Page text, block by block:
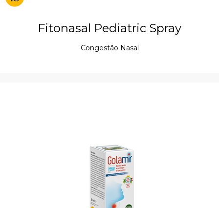
Fitonasal Pediatric Spray
Congestão Nasal